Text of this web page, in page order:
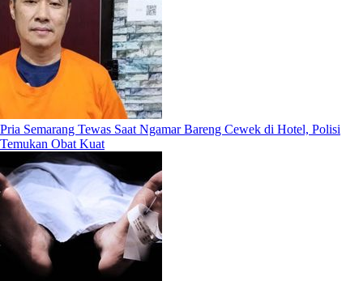
Pria Semarang Tewas Saat Ngamar Bareng Cewek di Hotel, Polisi
Temukan Obat Kuat